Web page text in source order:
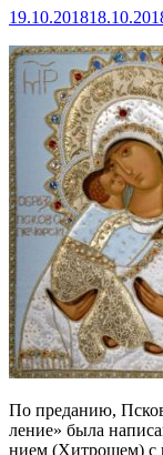
19.10.2018
По пре­да­нию,
ле­ние» бы­ла
ни­ем (Хит­ро­шем) с